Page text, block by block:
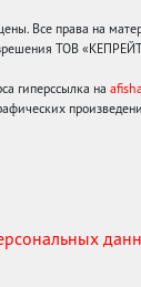
Все права на
ТОВ
гиперссылка на